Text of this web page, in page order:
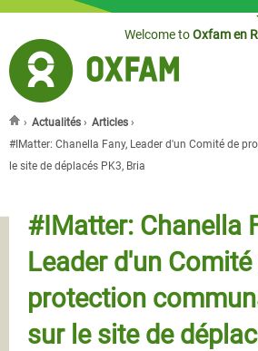
Jump to navigationWelcome toOxfam en
You are here
› Actualités › Articles ›
#IMatter: Chanella Fany, Leader d'un Comité de
le site de déplacés PK3, Bria
#IMatter: Chanella
Leader d'un Comité
protection
sur le site de